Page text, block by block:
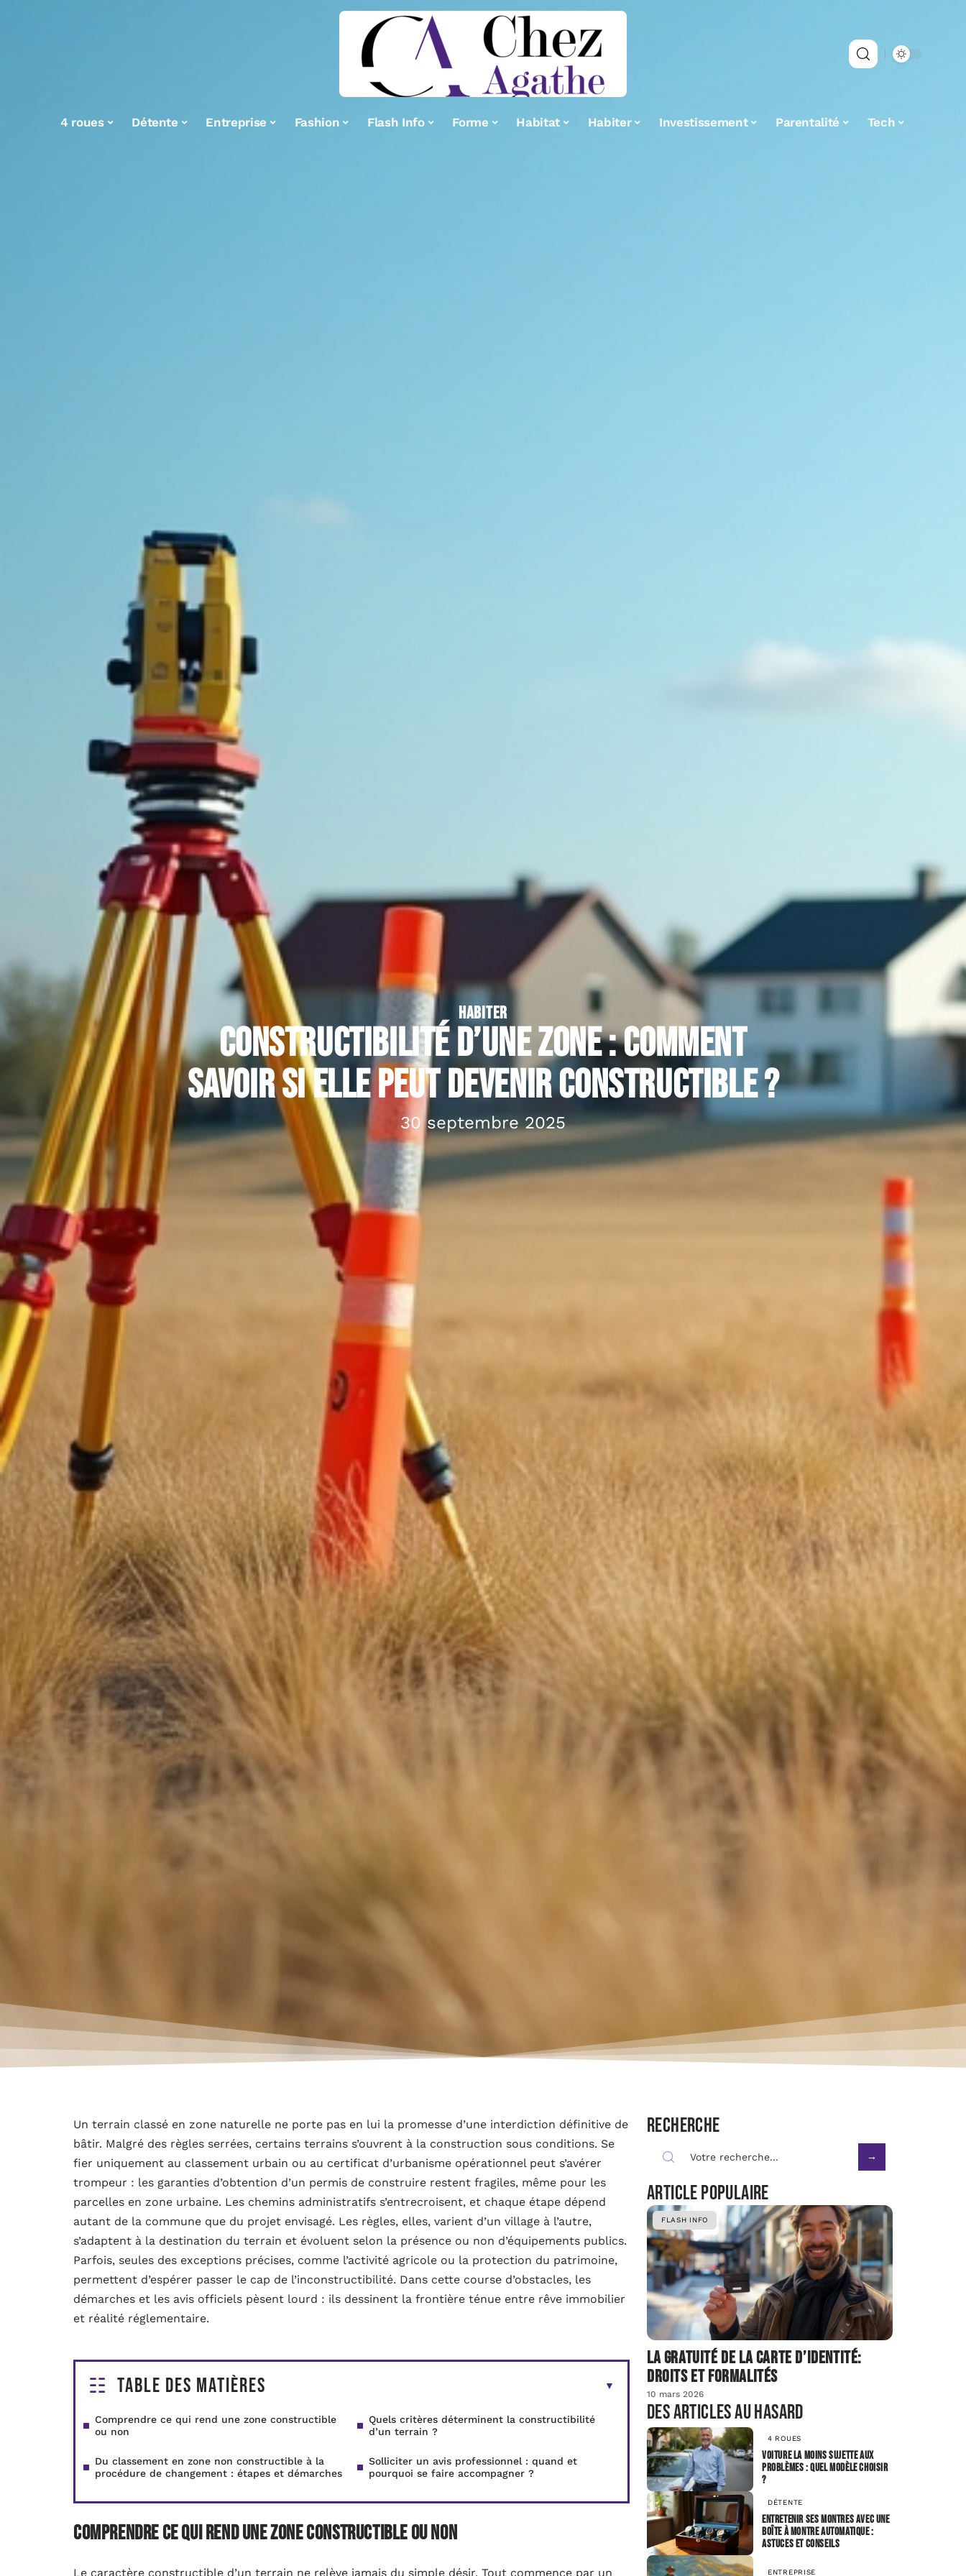
4 roues Détente Entreprise Fashion Flash Info Forme Habitat Habiter Investissement Parentalité Tech
HABITER
Constructibilité d’une zone : comment
savoir si elle peut devenir constructible ?
30 septembre 2025
Un terrain classé en zone naturelle ne porte pas en lui la promesse d’une interdiction définitive de
bâtir. Malgré des règles serrées, certains terrains s’ouvrent à la construction sous conditions. Se
fier uniquement au classement urbain ou au certificat d’urbanisme opérationnel peut s’avérer
trompeur : les garanties d’obtention d’un permis de construire restent fragiles, même pour les
parcelles en zone urbaine. Les chemins administratifs s’entrecroisent, et chaque étape dépend
autant de la commune que du projet envisagé. Les règles, elles, varient d’un village à l’autre,
s’adaptent à la destination du terrain et évoluent selon la présence ou non d’équipements publics.
Parfois, seules des exceptions précises, comme l’activité agricole ou la protection du patrimoine,
permettent d’espérer passer le cap de l’inconstructibilité. Dans cette course d’obstacles, les
démarches et les avis officiels pèsent lourd : ils dessinent la frontière ténue entre rêve immobilier
et réalité réglementaire.
Table des matières
Comprendre ce qui rend une zone constructible
ou non
Quels critères déterminent la constructibilité
d’un terrain ?
Du classement en zone non constructible à la
procédure de changement : étapes et démarches
Solliciter un avis professionnel : quand et
pourquoi se faire accompagner ?
Comprendre ce qui rend une zone constructible ou non
Le caractère constructible d’un terrain ne relève jamais du simple désir. Tout commence par un
Recherche
Article populaire
FLASH INFO
La gratuité de la carte d’identité:
droits et formalités
10 mars 2026
Des articles au hasard
4 ROUES
Voiture la moins sujette aux
problèmes : quel modèle choisir
?
DÉTENTE
Entretenir ses montres avec une
boîte à montre automatique :
astuces et conseils
ENTREPRISE